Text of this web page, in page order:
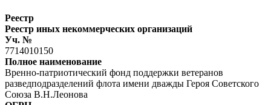
Реестр
Реестр иных некоммерческих организаций
Уч. №
7714010150
Полное наименование
Вренно-патриотический фонд поддержки ветеранов
разведподразделений флота имени дважды Героя Советского
Союза В.Н.Леонова